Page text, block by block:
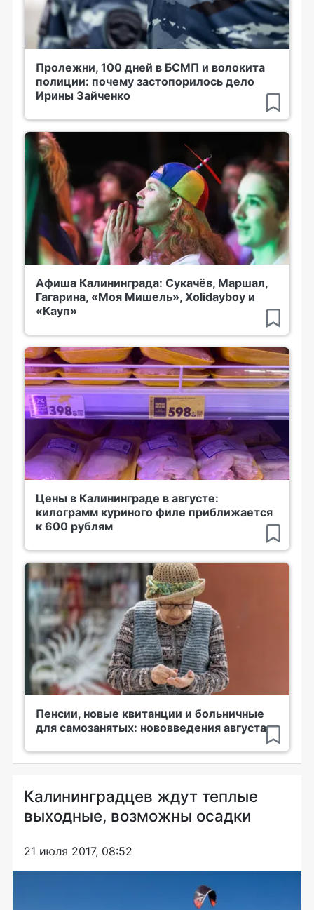
Пролежни, 100 дней в БСМП и волокита
полиции: почему застопорилось дело
Ирины Зайченко
Афиша Калининграда: Сукачёв, Маршал,
Гагарина, «Моя Мишель», Xolidayboy и
«Кауп»
Цены в Калининграде в августе:
килограмм куриного филе приближается
к 600 рублям
Пенсии, новые квитанции и больничные
для самозанятых: нововведения августа
Калининградцев ждут теплые
выходные, возможны осадки
21 июля 2017, 08:52